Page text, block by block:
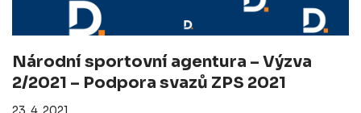
Národní sportovní agentura – Výzva
2/2021 – Podpora svazů ZPS 2021